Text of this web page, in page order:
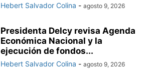
Hebert Salvador Colina - agosto 9, 2026
Presidenta Delcy revisa Agenda
Económica Nacional y la
ejecución de fondos...
Hebert Salvador Colina - agosto 9, 2026